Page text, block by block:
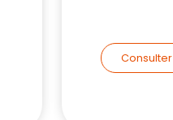
Consulter